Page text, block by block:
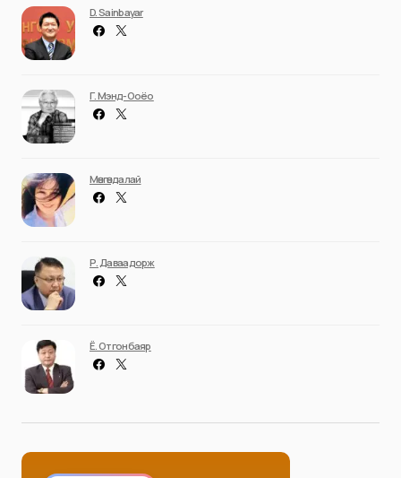
D. Sainbayar
Г. Мэнд-Ооёо
Мөнгөндалай
Р. Даваадорж
Ё. Отгонбаяр